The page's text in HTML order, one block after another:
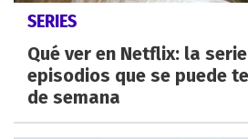
SERIES
Qué ver en Netflix: la
episodios que se puede
de semana